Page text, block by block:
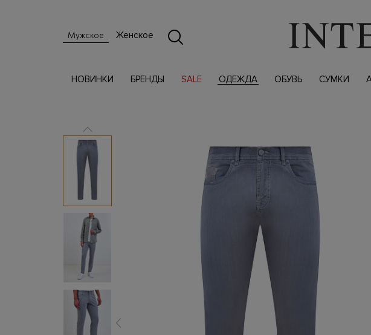
Мужское Женское
НОВИНКИ БРЕНДЫ SALE ОДЕЖДА ОБУВЬ СУМКИ